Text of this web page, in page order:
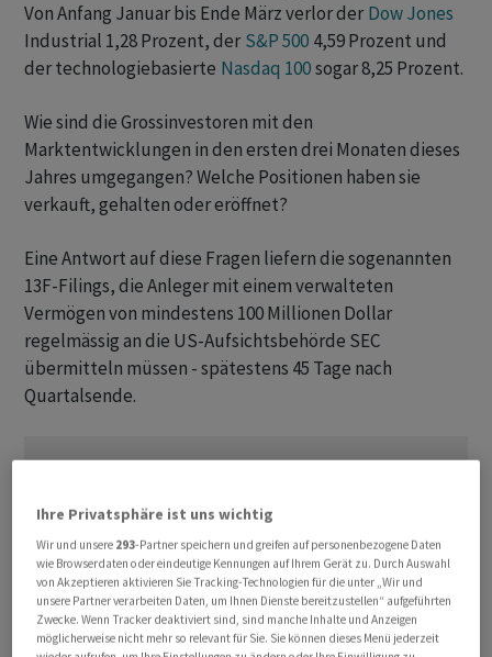
Von Anfang Januar bis Ende März verlor der Dow Jones
Industrial 1,28 Prozent, der S&P 500 4,59 Prozent und
der technologiebasierte Nasdaq 100sogar 8,25 Prozent.
Wie sind die Grossinvestoren mit den
Marktentwicklungen in den ersten drei Monaten dieses
Jahres umgegangen? Welche Positionen haben sie
verkauft, gehalten oder eröffnet?
Eine Antwort auf diese Fragen liefern die sogenannten
13F-Filings, die Anleger mit einem verwalteten
Vermögen von mindestens 100 Millionen Dollar
regelmässig an die US-Aufsichtsbehörde SEC
übermitteln müssen - spätestens 45 Tage nach
Quartalsende.
Ihre Privatsphäre ist uns wichtig
Wir und unsere 293-Partner speichern und greifen auf personenbezogene Daten
wie Browserdaten oder eindeutige Kennungen auf Ihrem Gerät zu. Durch Auswahl
von Akzeptieren aktivieren Sie Tracking-Technologien für die unter „Wir und
unsere Partner verarbeiten Daten, um Ihnen Dienste bereitzustellen“ aufgeführten
Zwecke. Wenn Tracker deaktiviert sind, sind manche Inhalte und Anzeigen
möglicherweise nicht mehr so relevant für Sie. Sie können dieses Menü jederzeit